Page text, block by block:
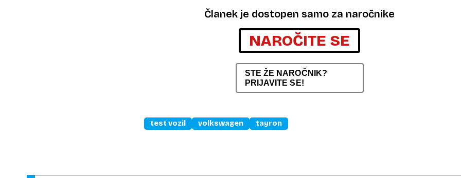
Članek je dostopen samo za naročnike
NAROČITE SE
STE ŽE NAROČNIK?
PRIJAVITE SE!
test vozil volkswagen tayron